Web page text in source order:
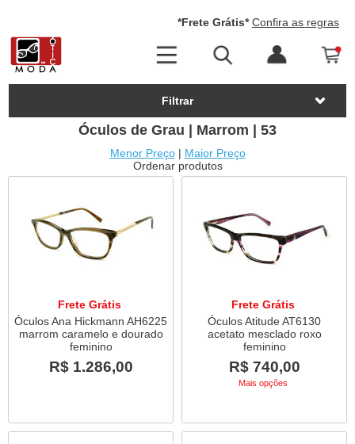
*Frete Grátis* Confira as regras
Filtrar
Óculos de Grau | Marrom | 53
Menor Preço| Maior Preço
Ordenar produtos
Frete Grátis
Óculos Ana Hickmann AH6225
marrom caramelo e dourado
feminino
R$ 1.286,00
Frete Grátis
Óculos Atitude AT6130
acetato mesclado roxo
feminino
R$ 740,00
Mais opções